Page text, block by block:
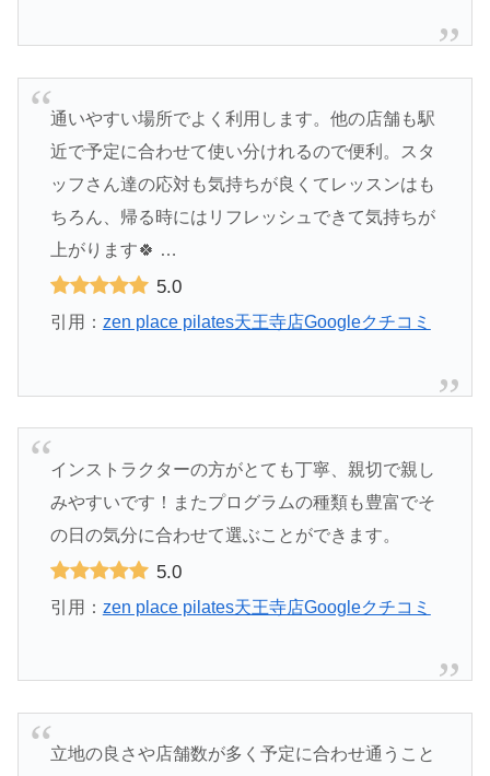
通いやすい場所でよく利用します。他の店舗も駅
近で予定に合わせて使い分けれるので便利。スタ
ッフさん達の応対も気持ちが良くてレッスンはも
ちろん、帰る時にはリフレッシュできて気持ちが
上がります🍀 …
5.0
引用： zen place pilates天王寺店Googleクチコミ
インストラクターの方がとても丁寧、親切で親し
みやすいです！またプログラムの種類も豊富でそ
の日の気分に合わせて選ぶことができます。
5.0
引用： zen place pilates天王寺店Googleクチコミ
立地の良さや店舗数が多く予定に合わせ通うこと